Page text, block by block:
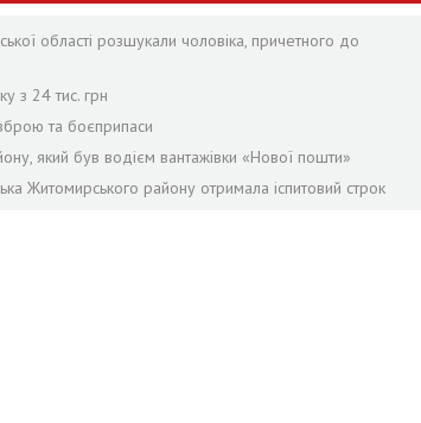
області розшукали чоловіка, причетного до
з 24 тис. грн
та боєприпаси
який був водієм вантажівки «Нової пошти»
Житомирського району отримала іспитовий строк